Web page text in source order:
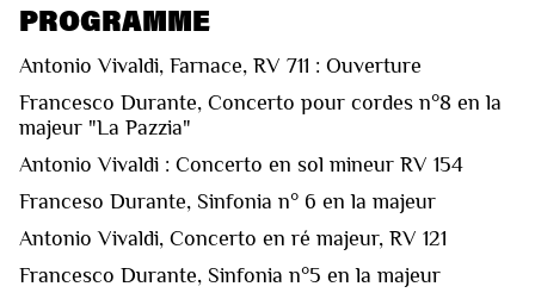
PROGRAMME
Antonio Vivaldi, Farnace, RV 711 : Ouverture
Francesco Durante, Concerto pour cordes n°8 en la
majeur "La Pazzia"
Antonio Vivaldi : Concerto en sol mineur RV 154
Franceso Durante, Sinfonia n° 6 en la majeur
Antonio Vivaldi, Concerto en ré majeur, RV 121
Francesco Durante, Sinfonia n°5 en la majeur